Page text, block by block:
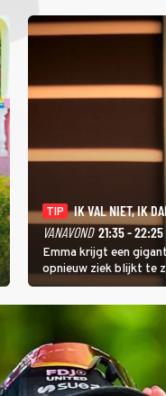
TIP
IK VAL NIET, IK
VANAVOND 21:35 - 22:25
Emma krijgt een
opnieuw ziek blijkt te
Val Niet, Ik Dans laat
geven, zelfs als ze
moet ondergaan.